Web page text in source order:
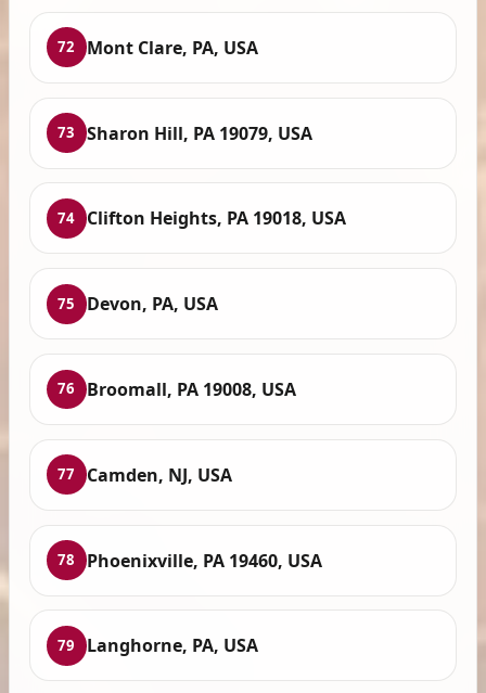
72 Mont Clare, PA, USA
73 Sharon Hill, PA 19079, USA
74 Clifton Heights, PA 19018, USA
75 Devon, PA, USA
76 Broomall, PA 19008, USA
77 Camden, NJ, USA
78 Phoenixville, PA 19460, USA
79 Langhorne, PA, USA